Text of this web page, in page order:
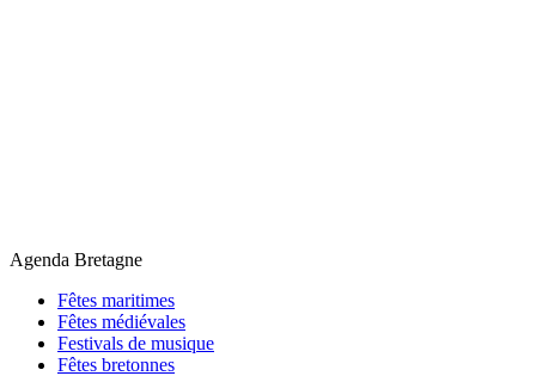
Agenda Bretagne
Fêtes maritimes
Fêtes médiévales
Festivals de musique
Fêtes bretonnes